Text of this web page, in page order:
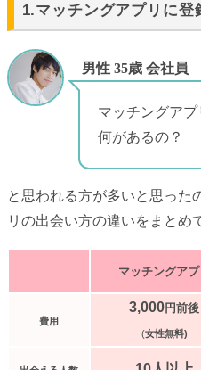
1.マッチングアプリに登
男性 35歳 会社員
マッチングア
何があるの？
と思われる方が多いと思った
リの出会い方の違いをまとめ
マッチングアプ
費用
3,000円前後
(女性無料)